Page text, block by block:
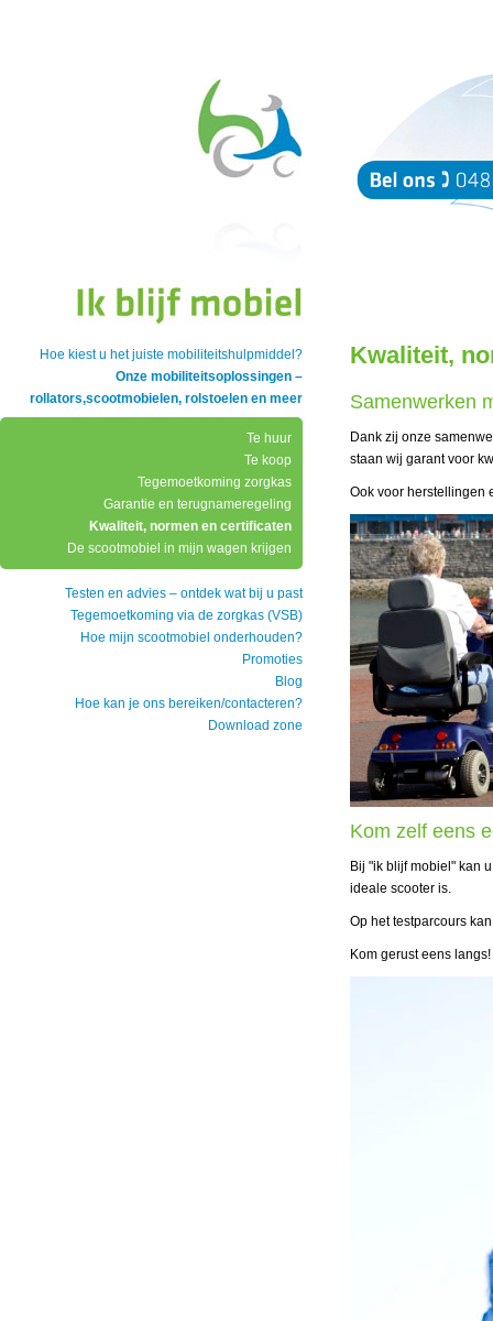
Hoe kiest u het juiste mobiliteitshulpmiddel?
Onze mobiliteitsoplossingen –
rollators,scootmobielen, rolstoelen en meer
Te huur
Te koop
Tegemoetkoming zorgkas
Garantie en terugnameregeling
Kwaliteit, normen en certificaten
De scootmobiel in mijn wagen krijgen
Testen en advies – ontdek wat bij u past
Tegemoetkoming via de zorgkas (VSB)
Hoe mijn scootmobiel onderhouden?
Promoties
Blog
Hoe kan je ons bereiken/contacteren?
Download zone
Kwaliteit,
Samenwerken
Dank zij onze
staan wij garant voor
Ook voor herstellingen
Kom zelf eens
Bij "ik blijf mobiel" kan
ideale scooter is.
Op het testparcours
Kom gerust eens langs!